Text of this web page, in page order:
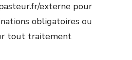
externe pour
obligatoires ou
tout traitement